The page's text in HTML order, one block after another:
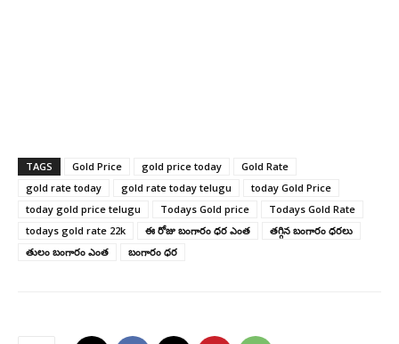
TAGS Gold Price gold price today
Gold Rate
gold rate today
gold rate today telugu
today Gold Price
today gold price telugu
Todays Gold price
Todays Gold Rate
todays gold rate 22k
ఈ రోజు బంగారం ధర ఎంత
తగ్గిన బంగారం ధరలు
తులం బంగారం ఎంత
బంగారం ధర